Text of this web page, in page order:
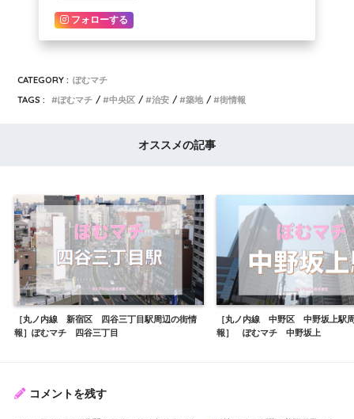
フォローする
CATEGORY : ぽむマチ
TAGS :
ぽむマチ 中央区 治安 築地 街情報
オススメの記事
［丸ノ内線 新宿区 四谷三丁目駅周辺の街情
報］ぽむマチ 四谷三丁目
［丸ノ内線 中野区 中野坂上駅
報］ ぽむマチ 中野坂上
コメントを残す